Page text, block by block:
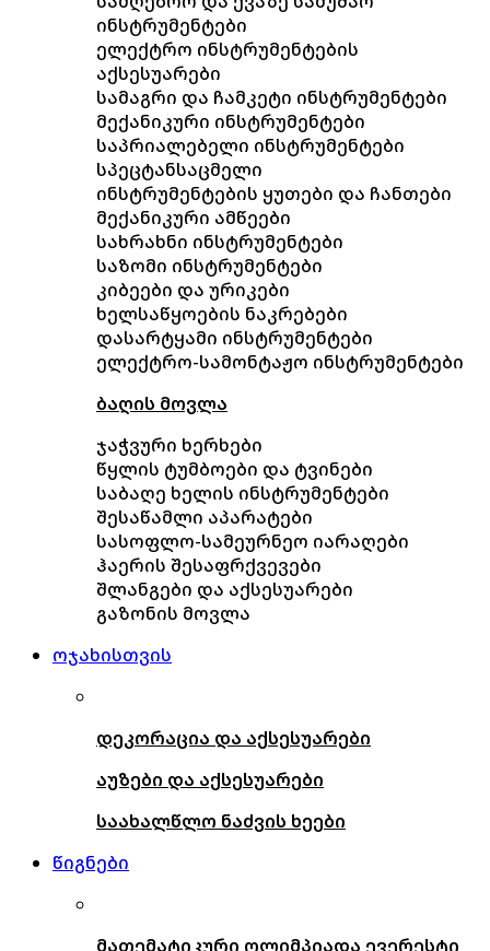
ინსტრუმენტები
ელექტრო ინსტრუმენტების
აქსესუარები
სამაგრი და ჩამკეტი ინსტრუმენტები
მექანიკური ინსტრუმენტები
საპრიალებელი ინსტრუმენტები
სპეცტანსაცმელი
ინსტრუმენტების ყუთები და ჩანთები
მექანიკური ამწეები
სახრახნი ინსტრუმენტები
საზომი ინსტრუმენტები
კიბეები და ურიკები
ხელსაწყოების ნაკრებები
დასარტყამი ინსტრუმენტები
ელექტრო-სამონტაჟო ინსტრუმენტები
ბაღის მოვლა
ჯაჭვური ხერხები
წყლის ტუმბოები და ტვინები
საბაღე ხელის ინსტრუმენტები
შესაწამლი აპარატები
სასოფლო-სამეურნეო იარაღები
ჰაერის შესაფრქვევები
შლანგები და აქსესუარები
გაზონის მოვლა
ოჯახისთვის
დეკორაცია და აქსესუარები
აუზები და აქსესუარები
საახალწლო ნაძვის ხეები
წიგნები
მათემატიკური ოლიმპიადა ევერესტი